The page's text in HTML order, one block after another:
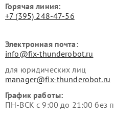
Горячая линия:
+7 (395) 248-47-56
Электронная почта:
info@fix-thunderobot.ru
для юридических лиц
manager@fix-thunderobot.ru
График работы:
ПН-ВСК с 9:00 до 21:00 без